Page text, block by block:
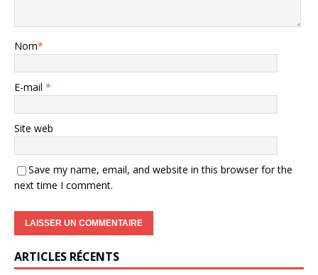
Nom*
E-mail *
Site web
Save my name, email, and website in this browser for the
next time I comment.
ARTICLES RÉCENTS